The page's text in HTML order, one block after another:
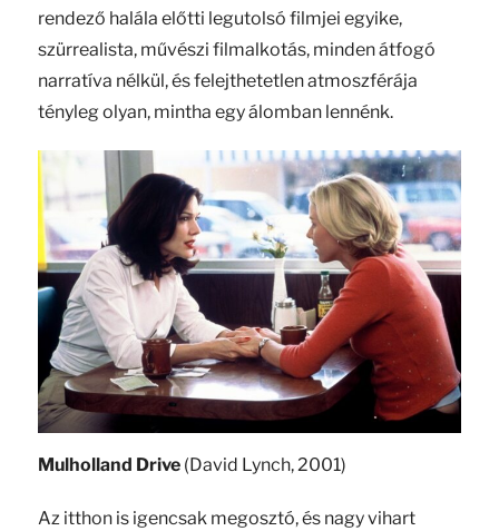
rendező halála előtti legutolsó filmjei egyike,
szürrealista, művészi filmalkotás, minden átfogó
narratíva nélkül, és felejthetetlen atmoszférája
tényleg olyan, mintha egy álomban lennénk.
Mulholland Drive(David Lynch, 2001)
Az itthon is igencsak megosztó, és nagy vihart